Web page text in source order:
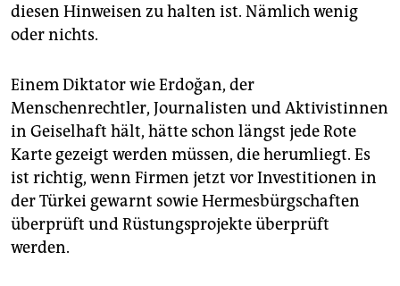
diesen Hinweisen zu halten ist. Nämlich wenig
oder nichts.
Einem Diktator wie Erdoğan, der
Menschenrechtler, Journalisten und Aktivistinnen
in Geiselhaft hält, hätte schon längst jede Rote
Karte gezeigt werden müssen, die herumliegt. Es
ist richtig, wenn Firmen jetzt vor Investitionen in
der Türkei gewarnt sowie Hermesbürgschaften
überprüft und Rüstungsprojekte überprüft
werden.